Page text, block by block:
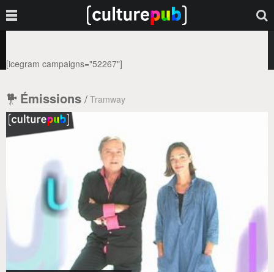
[icegram campaigns="52267"]
Émissions/ Tramway